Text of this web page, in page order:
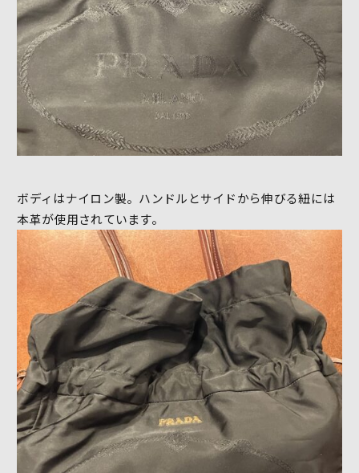
ボディはナイロン製。ハンドルとサイドから伸びる紐には
本革が使用されています。